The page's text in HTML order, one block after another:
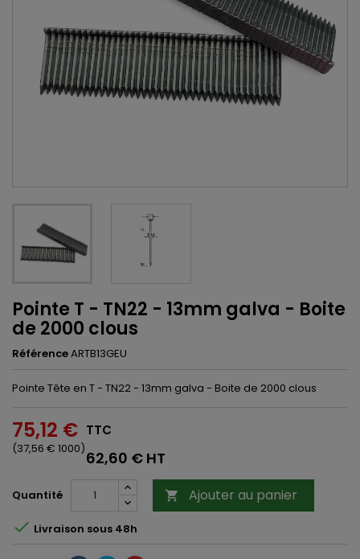
Pointe T - TN22 - 13mm galva - Boite
de 2000 clous
RéférenceARTB13GEU
Pointe Tête en T - TN22 - 13mm galva - Boite de 2000 clous
75,12 €
(37,56 € 1000)
TTC
62,60 € HT
Quantité  Ajouter au panier
 Livraison sous 48h